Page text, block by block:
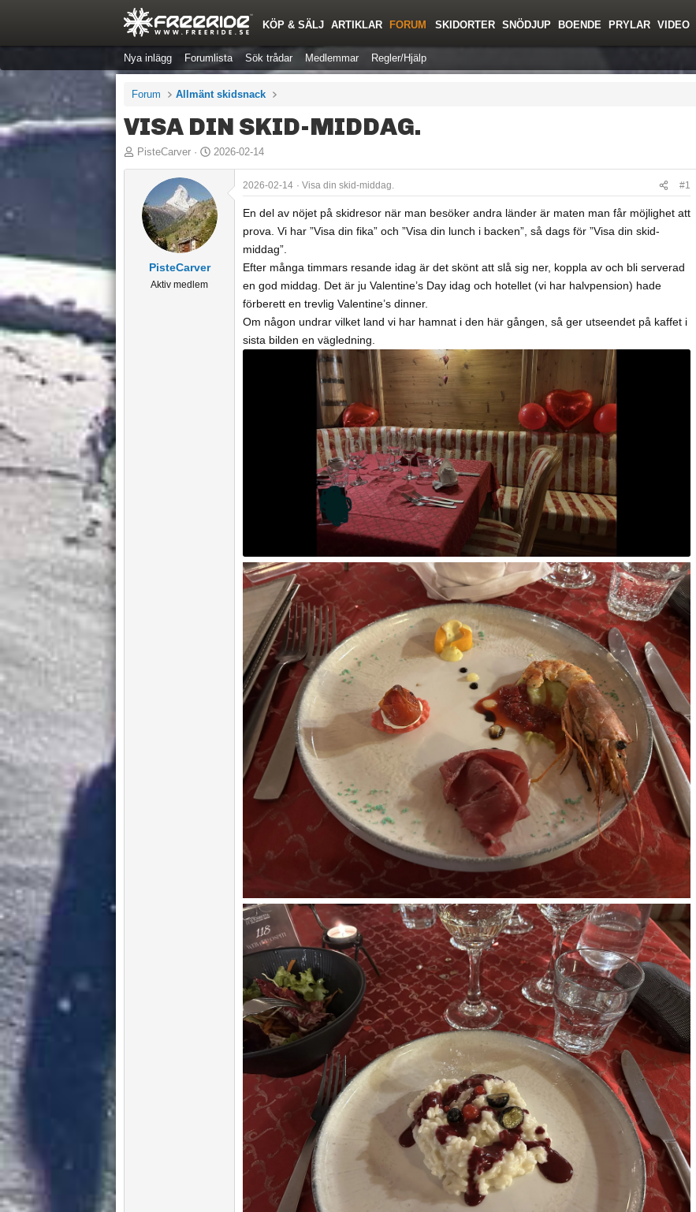
KÖP & SÄLJ ARTIKLAR FORUM SKIDORTER SNÖDJUP BOENDE PRYLAR VIDEO
Nya inlägg Forumlista Sök trådar Medlemmar Regler/Hjälp
Forum Allmänt skidsnack
VISA DIN SKID-MIDDAG.
T
r
PisteCarver
S
t
r
t
2026-02-14
PisteCarver
Aktiv medlem
2026-02-14 Visa din skid-middag. #1
En del av nöjet på skidresor när man besöker andra länder är maten man får möjlighet att
prova. Vi har ”Visa din fika” och ”Visa din lunch i backen”, så dags för ”Visa din skid-
middag”.
Efter många timmars resande idag är det skönt att slå sig ner, koppla av och bli serverad
en god middag. Det är ju Valentine’s Day idag och hotellet (vi har halvpension) hade
förberett en trevlig Valentine’s dinner.
Om någon undrar vilket land vi har hamnat i den här gången, så ger utseendet på kaffet i
sista bilden en vägledning.